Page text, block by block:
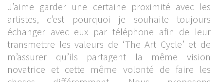
J’aime garder une certaine proximité avec les
artistes, c’est pourquoi je souhaite toujours
échanger avec eux par téléphone afin de leur
transmettre les valeurs de ‘The Art Cycle’ et de
m’assurer qu’ils partagent la même vision
novatrice et cette même volonté de faire les